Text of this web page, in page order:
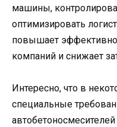
машины,
оптимизировать
повышает
компаний и снижает
Интересно, что в
специальные